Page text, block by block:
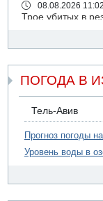
08.08.2026 11:02
Трое убитых в
07.08.2026
07.08.2026
Ynet: "Хизбалла"
07.08.2026 19:16
ДТП в Ашдоде:
07.08.2026
ПОГОДА В
Тель-Авив
Прогноз погоды
Уровень воды в